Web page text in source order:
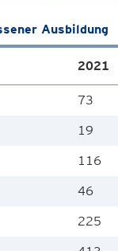
Ausbildung
2021
73
19
116
46
225